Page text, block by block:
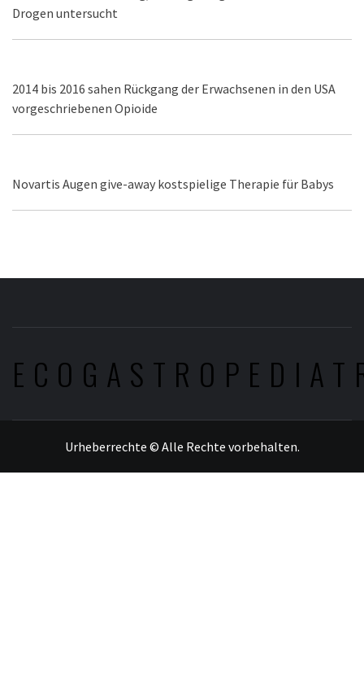
Drogen untersucht
2014 bis 2016 sahen Rückgang der Erwachsenen in den USA
vorgeschriebenen Opioide
Novartis Augen give-away kostspielige Therapie für Babys
Urheberrechte © Alle Rechte vorbehalten.